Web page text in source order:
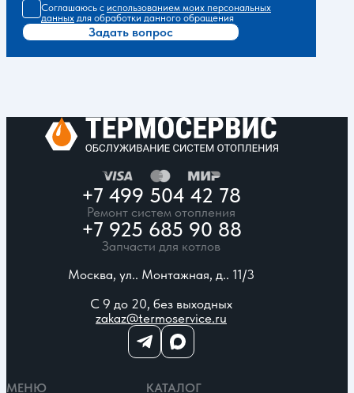
Соглашаюсь с использованием моих персональных
данных для обработки данного обращения
Задать вопрос
+7 499 504 42 78
Ремонт систем отопления
+7 925 685 90 88
Запчасти для котлов
Москва, ул.. Монтажная, д.. 11/3
С 9 до 20, без выходных
zakaz@termoservice.ru
МЕНЮ КАТАЛОГ